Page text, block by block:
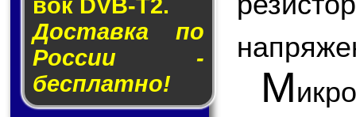
вок DVB-T2.
Доставка по
России -
бесплатно!
М